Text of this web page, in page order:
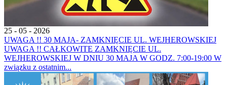
25 - 05 - 2026
UWAGA !! 30 MAJA- ZAMKNIĘCIE UL. WEJHEROWSKIEJ
UWAGA !! CAŁKOWITE ZAMKNIĘCIE UL.
WEJHEROWSKIEJ W DNIU 30 MAJA W GODZ. 7:00-19:00 W
związku z ostatnim...